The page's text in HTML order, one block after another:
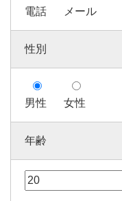
電話 メール
性別
男性 女性
年齢